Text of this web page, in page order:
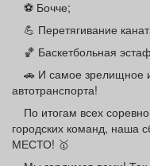
⚽ Бочче;
💪 Перетягивание
🏀 Баскетбольная
🚗 И самое зрелищное
автотранспорта!
По итогам всех
городских команд, наша
МЕСТО! 🥇